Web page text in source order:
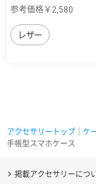
参考価格￥2,580
レザー
アクセサリートップ ケ
手帳型スマホケース
掲載アクセサリーにつ